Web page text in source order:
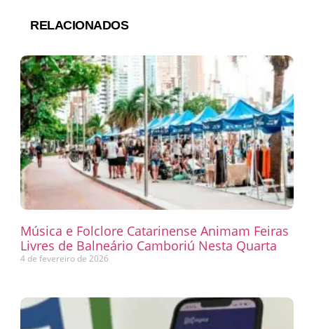
RELACIONADOS
Música e Folclore Catarinense Animam Feiras
Livres de Balneário Camboriú Nesta Quarta
4 de fevereiro de 2026